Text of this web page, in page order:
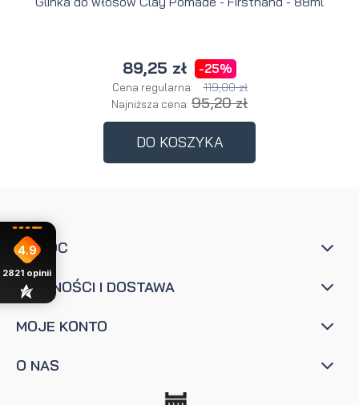
89,25 zł -25%
Cena regularna: 119,00 zł
Najniższa cena: 95,20 zł
DO KOSZYKA
POMOC
PŁATNOŚCI I DOSTAWA
MOJE KONTO
O NAS
4.9
2821 opinii